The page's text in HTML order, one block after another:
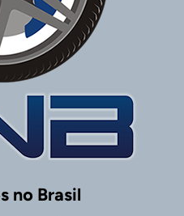
no Brasil